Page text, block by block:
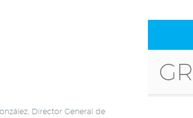
Director General de